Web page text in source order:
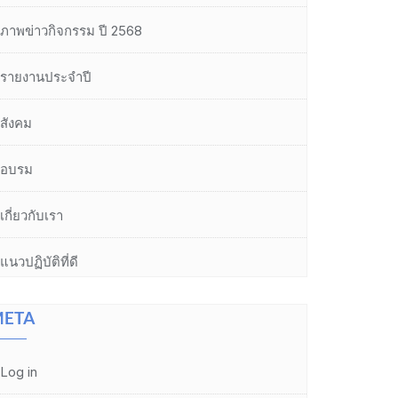
ภาพข่าวกิจกรรม ปี 2568
รายงานประจำปี
สังคม
อบรม
เกี่ยวกับเรา
แนวปฏิบัติที่ดี
Log in